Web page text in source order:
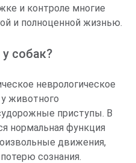
и контроле многие
и полноценной жизнью.
собак?
неврологическое
животного
приступы. В
нормальная функция
движения,
сознания.